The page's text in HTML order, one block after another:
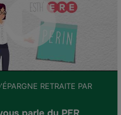
RETRAITE PAR